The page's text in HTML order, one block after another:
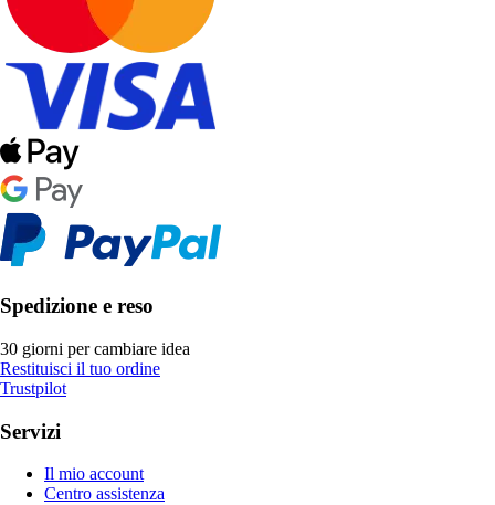
Spedizione e reso
30 giorni per cambiare idea
Restituisci il tuo ordine
Trustpilot
Servizi
Il mio account
Centro assistenza